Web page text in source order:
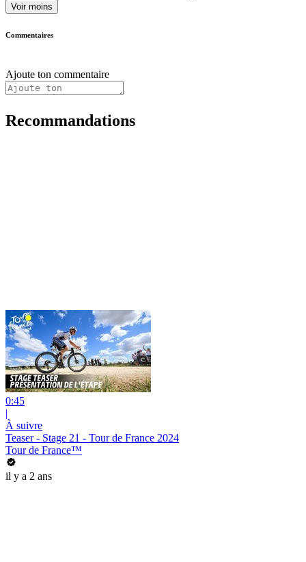
Voir moins
Commentaires
Ajoute ton commentaire
Recommandations
0:45
|
À suivre
Teaser - Stage 21 - Tour de France 2024
Tour de France™
il y a 2 ans